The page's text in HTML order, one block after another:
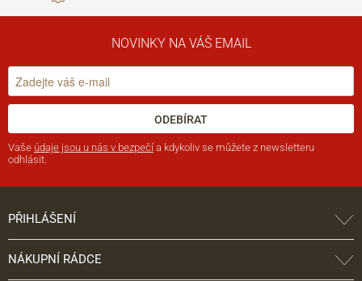
NOVINKY NA VÁŠ EMAIL
ODEBÍRAT
Vaše údaje jsou u nás v bezpečí a kdykoliv se můžete z newsletteru
odhlásit.
PŘIHLÁŠENÍ
NÁKUPNÍ RÁDCE